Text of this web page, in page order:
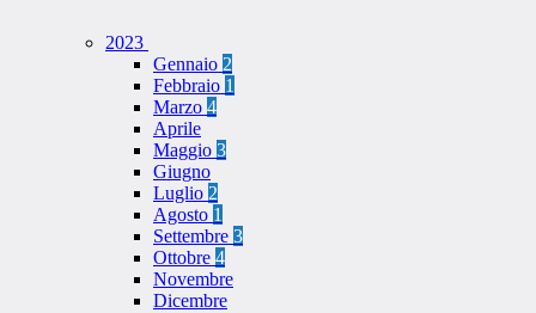
2023
Gennaio 2
Febbraio 1
Marzo 4
Aprile
Maggio 3
Giugno
Luglio 2
Agosto 1
Settembre 3
Ottobre 4
Novembre
Dicembre